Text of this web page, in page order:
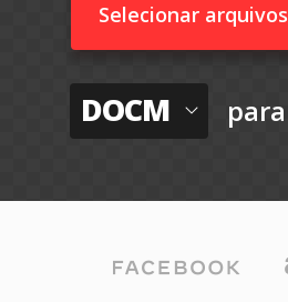
Selecionar arquivos
DOCM para